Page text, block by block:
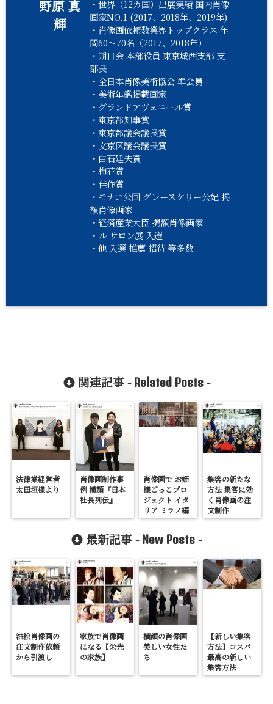
野原 真
輝
・世界（12カ国）出展実績 国内肖像
画家NO.1 (2017、2018年、2019年)
・肖像画依頼数業界トップクラス 年
間60〜70名（2017、2018年）
・朔日会 本部役員 東京城西支部 支
部長
・全日本肖像美術協会 準会員
・美術年鑑掲載画家
・グランドアヴェニール賞
・東京都知事賞
・東京都議会議長賞
・文京区議会議長賞
・白石延夫賞
・梅花賞
・佳作賞
・モナコ公国 グレースケリー公妃 掲
額肖像画家
・経済産業大臣 掲額肖像画家
・ル サロン展 入選
・他 入選 推薦 招待 等多数
関連記事 - Related Posts-
法律業経営者
太田垣様より
肖像画制作事
例 横顔『日本
社長列伝』
肖像画で お姫
様ごっこプロ
ジェクト イタ
リア ミラノ編
集客の新たな
方法 集客に効
く肖像画の注
文制作
最新記事 - New Posts -
油絵肖像画の
注文制作依頼
から引渡し
家族で肖像画
になる【栄光
の家族】
横顔の肖像画
美しい女性た
ち
【新しい集客
方法】コスパ
最高の新しい
集客方法